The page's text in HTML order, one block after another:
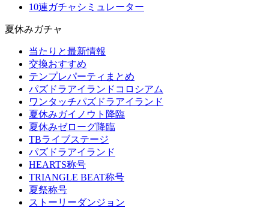
10連ガチャシミュレーター
夏休みガチャ
当たりと最新情報
交換おすすめ
テンプレパーティまとめ
パズドラアイランドコロシアム
ワンタッチパズドラアイランド
夏休みガイノウト降臨
夏休みゼローグ降臨
TBライブステージ
パズドラアイランド
HEARTS称号
TRIANGLE BEAT称号
夏祭称号
ストーリーダンジョン